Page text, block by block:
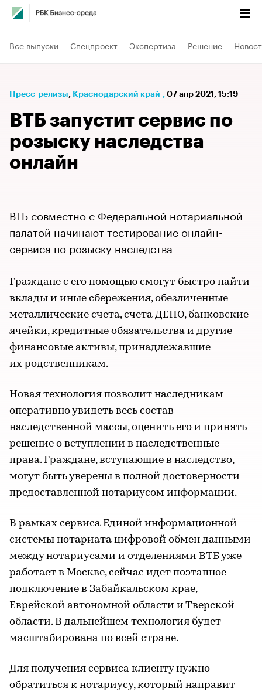
Все выпуски Спецпроект Экспертиза Решение
Пресс-релизы⁠, Краснодарский край , 07 апр 2021, 15:19
ВТБ запустит сервис по
розыску наследства
онлайн
ВТБ совместно с Федеральной нотариальной
палатой начинают тестирование онлайн-
сервиса по розыску наследства
Граждане с его помощью смогут быстро найти
вклады и иные сбережения, обезличенные
металлические счета, счета ДЕПО, банковские
ячейки, кредитные обязательства и другие
финансовые активы, принадлежавшие
их родственникам.
Новая технология позволит наследникам
оперативно увидеть весь состав
наследственной массы, оценить его и принять
решение о вступлении в наследственные
права. Граждане, вступающие в наследство,
могут быть уверены в полной достоверности
предоставленной нотариусом информации.
В рамках сервиса Единой информационной
системы нотариата цифровой обмен данными
между нотариусами и отделениями ВТБ уже
работает в Москве, сейчас идет поэтапное
подключение в Забайкальском крае,
Еврейской автономной области и Тверской
области. В дальнейшем технология будет
масштабирована по всей стране.
Для получения сервиса клиенту нужно
обратиться к нотариусу, который направит